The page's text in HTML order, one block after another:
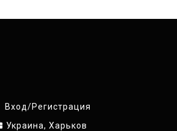
Вход/Регистрация
Украина, Харьков